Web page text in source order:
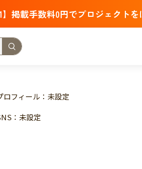
】掲載手数料0円でプロジェクト
支援人数が多い
も・教育
ロフィール：未設定
：未設定